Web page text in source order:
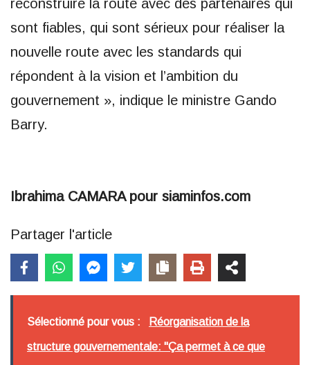
reconstruire la route avec des partenaires qui
sont fiables, qui sont sérieux pour réaliser la
nouvelle route avec les standards qui
répondent à la vision et l’ambition du
gouvernement », indique le ministre Gando
Barry.
Ibrahima CAMARA pour siaminfos.com
Partager l'article
Sélectionné pour vous : Réorganisation de la
structure gouvernementale: "Ça permet à ce que